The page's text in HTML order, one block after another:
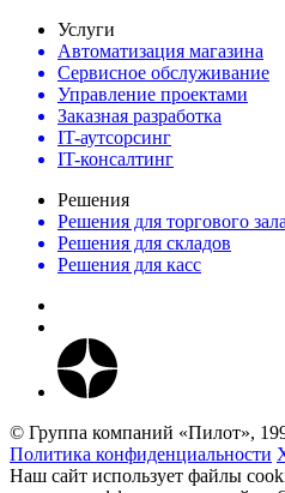
Услуги
Автоматизация магазина
Сервисное обслуживание
Управление проектами
Заказная разработка
IT-аутсорсинг
IT-консалтинг
Решения
Решения для торгового зала
Решения для складов
Решения для касс
© Группа компаний «Пилот»,
Политика конфиденциальности
Наш сайт использует файлы